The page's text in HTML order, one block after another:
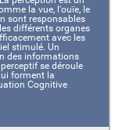
la vue, l'ouïe, le
sont responsables
différents organes
avec les
stimulé. Un
des informations
se déroule
forment la
Cognitive